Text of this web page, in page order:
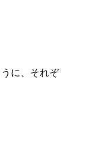
に、それぞ